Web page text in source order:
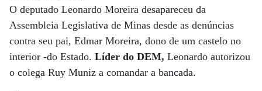
O deputado Leonardo Moreira desapareceu da
Assembleia Legislativa de Minas desde as denúncias
contra seu pai, Edmar Moreira, dono de um castelo no
interior -do Estado. Líder do DEM, Leonardo autorizou
o colega Ruy Muniz a comandar a bancada.